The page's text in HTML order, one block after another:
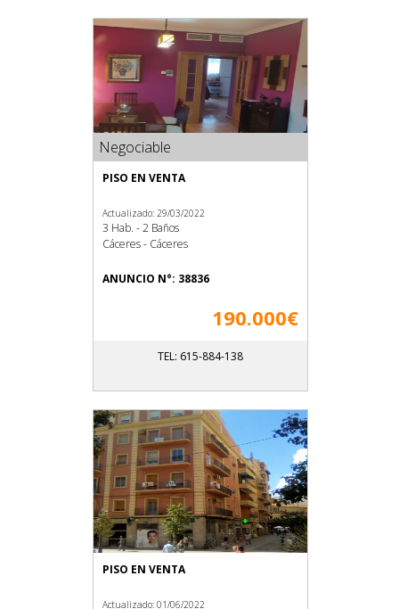
PISO EN VENTA
Actualizado: 29/03/2022
3 Hab. - 2 Baños
Cáceres - Cáceres
ANUNCIO N°: 38836
190.000€
Negociable
TEL: 615-884-138
PISO EN VENTA
Actualizado: 01/06/2022